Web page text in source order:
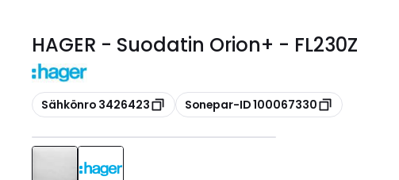
HAGER - Suodatin Orion+ - FL230Z
Kopioi
Sähkönro 3426423 Kopioi
Sonepar-ID 100067330